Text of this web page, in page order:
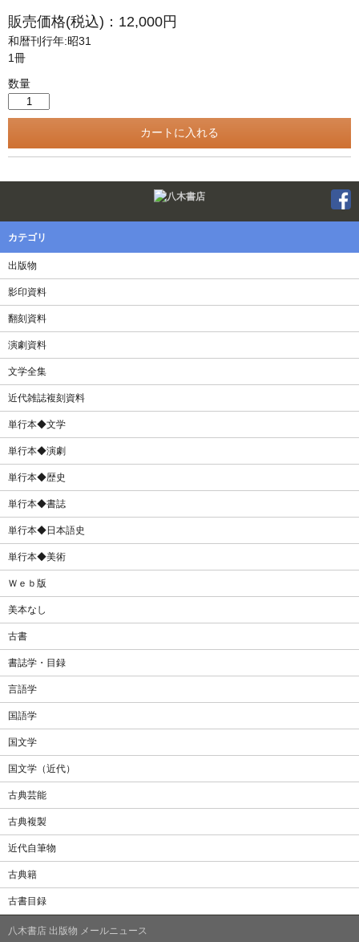
販売価格(税込)：12,000円
和暦刊行年:昭31
1冊
数量
Twitter
カテゴリ
出版物
影印資料
翻刻資料
演劇資料
文学全集
近代雑誌複刻資料
単行本◆文学
単行本◆演劇
単行本◆歴史
単行本◆書誌
単行本◆日本語史
単行本◆美術
Ｗｅｂ版
美本なし
古書
書誌学・目録
言語学
国語学
国文学
国文学（近代）
古典芸能
古典複製
近代自筆物
古典籍
古書目録
八木書店 出版物 メールニュース